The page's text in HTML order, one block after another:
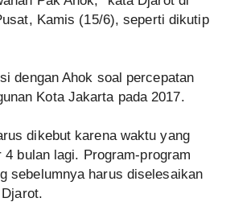
Kamis (15/6), seperti dikutip
dengan Ahok soal percepatan
Kota Jakarta pada 2017.
dikebut karena waktu yang
bulan lagi. Program-program
sebelumnya harus diselesaikan